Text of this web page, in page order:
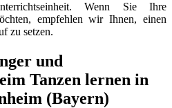
Wenn Sie Ihre
empfehlen wir Ihnen, einen
zu setzen.
und
Tanzen lernen in
(Bayern)